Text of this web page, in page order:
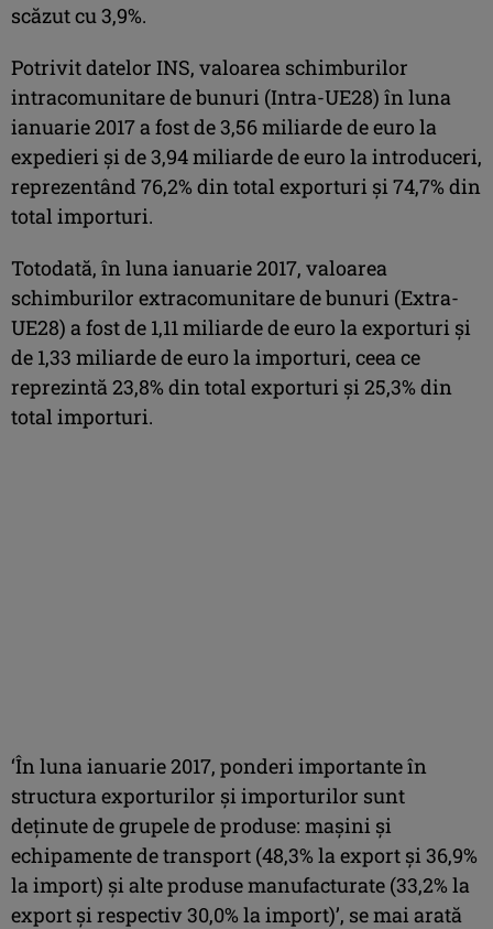
scăzut cu 3,9%.
Potrivit datelor INS, valoarea schimburilor
intracomunitare de bunuri (Intra-UE28) în luna
ianuarie 2017 a fost de 3,56 miliarde de euro la
expedieri şi de 3,94 miliarde de euro la introduceri,
reprezentând 76,2% din total exporturi şi 74,7% din
total importuri.
Totodată, în luna ianuarie 2017, valoarea
schimburilor extracomunitare de bunuri (Extra-
UE28) a fost de 1,11 miliarde de euro la exporturi şi
de 1,33 miliarde de euro la importuri, ceea ce
reprezintă 23,8% din total exporturi şi 25,3% din
total importuri.
‘În luna ianuarie 2017, ponderi importante în
structura exporturilor şi importurilor sunt
deţinute de grupele de produse: maşini şi
echipamente de transport (48,3% la export şi 36,9%
la import) şi alte produse manufacturate (33,2% la
export şi respectiv 30,0% la import)’, se mai arată